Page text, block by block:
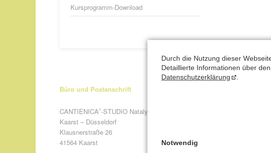
Kursprogramm-Download
Büro und Postanschrift
CANTIENICA®-STUDIO Nataly Leufgen
Kaarst – Düsseldorf
Klausnerstraße 26
41564 Kaarst
Durch die Nutzung dieser
Detaillierte Informationen über
Datenschutzerklärung
Notwendig